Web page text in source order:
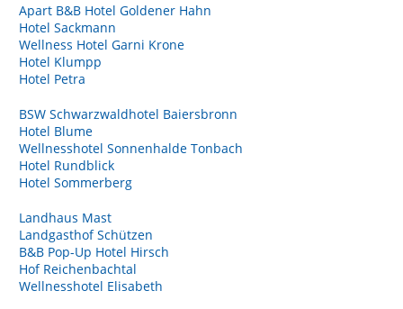
Apart B&B Hotel Goldener Hahn
Hotel Sackmann
Wellness Hotel Garni Krone
Hotel Klumpp
Hotel Petra
BSW Schwarzwaldhotel Baiersbronn
Hotel Blume
Wellnesshotel Sonnenhalde Tonbach
Hotel Rundblick
Hotel Sommerberg
Landhaus Mast
Landgasthof Schützen
B&B Pop-Up Hotel Hirsch
Hof Reichenbachtal
Wellnesshotel Elisabeth